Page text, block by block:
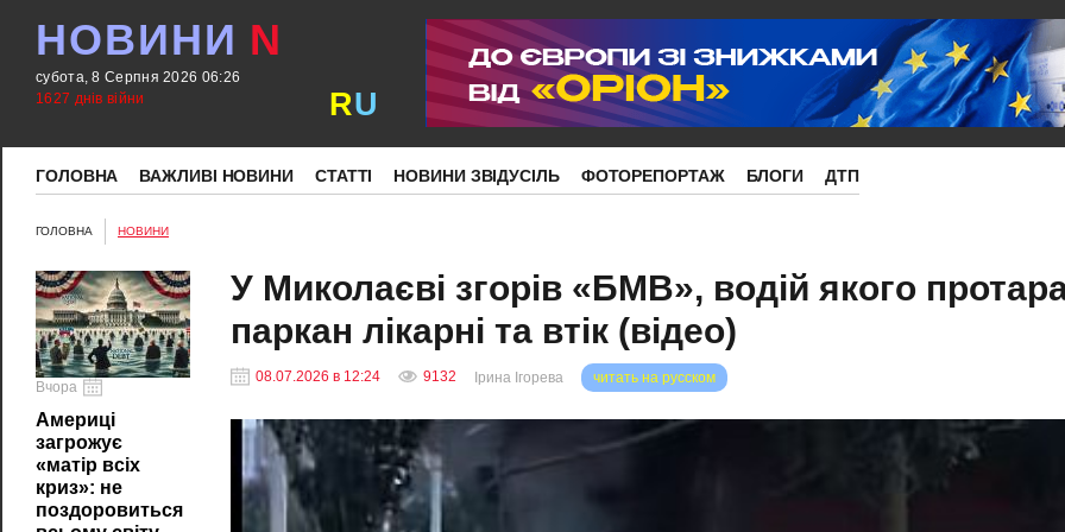
НОВИНИ N
субота, 8 Серпня 2026 06:26
1627 днів війни
RU
ГОЛОВНА ВАЖЛИВІ НОВИНИ СТАТТІ НОВИНИ ЗВІДУСІЛЬ ФОТОРЕПОРТАЖ БЛОГИ ДТП
ГОЛОВНА НОВИНИ
Вчора
Америці
загрожує
«матір всіх
криз»: не
поздоровиться
У Миколаєві згорів «БМВ», водій якого
паркан лікарні та втік (відео)
08.07.2026 в 12:24 9132 читать на русском
Ірина Ігорева